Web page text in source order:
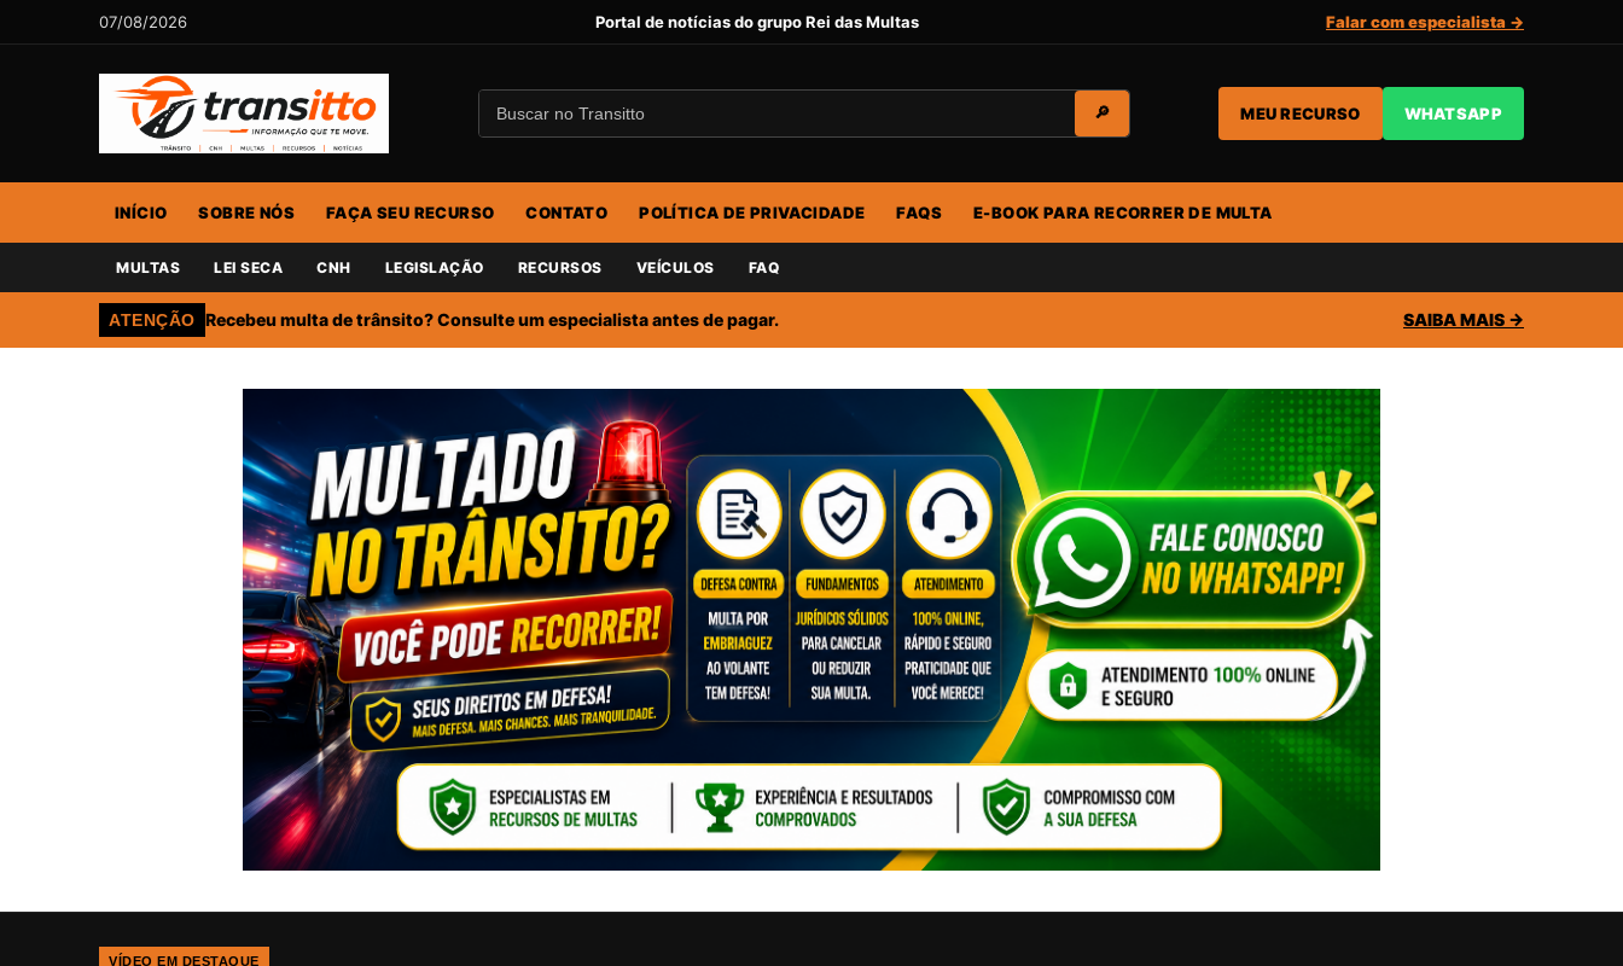
07/08/2026 Portal de notícias do grupo Rei das Multas Falar com especialista →
🔎 MEU RECURSO WHATSAPP
INÍCIO SOBRE NÓS FAÇA SEU RECURSO CONTATO POLÍTICA DE PRIVACIDADE FAQS E-BOOK PARA RECORRER DE MULTA
MULTAS LEI SECA CNH LEGISLAÇÃO RECURSOS VEÍCULOS FAQ
ATENÇÃO Recebeu multa de trânsito? Consulte um especialista antes de pagar. SAIBA MAIS →
VÍDEO EM DESTAQUE